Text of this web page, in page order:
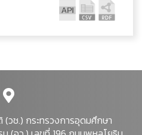
วช.) กระทรวงการอุดมศึกษา